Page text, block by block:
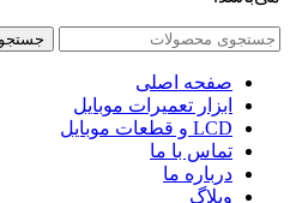
جستجو
صفحه اصلی
ابزار تعمیرات موبایل
LCD و قطعات موبایل
تماس با ما
درباره ما
وبلاگ